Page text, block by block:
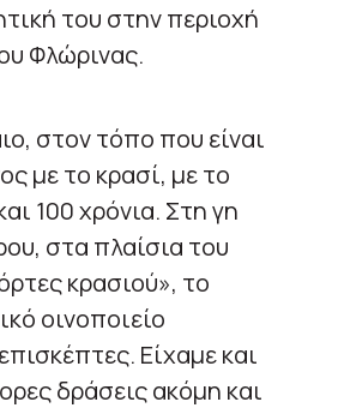
του στην περιοχή
Φλώρινας.
στον τόπο που είναι
με το κρασί, με το
100 χρόνια. Στη γη
στα πλαίσια του
κρασιού», το
οινοποιείο
Είχαμε και
δράσεις ακόμη και